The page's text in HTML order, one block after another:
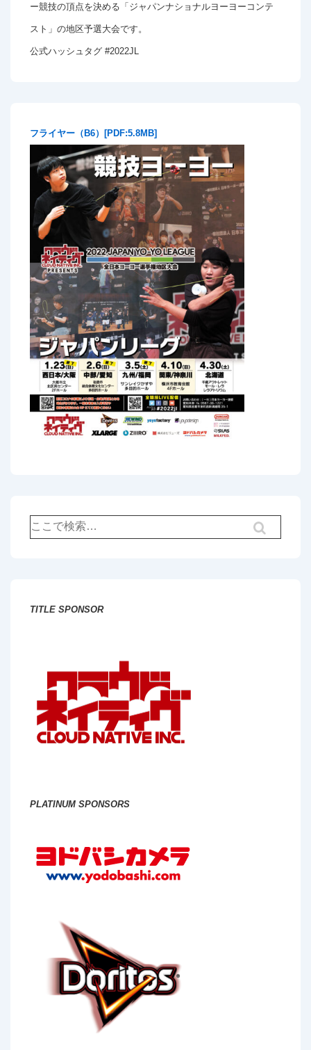
ー競技の頂点を決める「ジャパンナショナルヨーヨーコンテ
スト」の地区予選大会です。
公式ハッシュタグ #2022JL
フライヤー（B6）[PDF:5.8MB]
検
TITLE SPONSOR
PLATINUM SPONSORS